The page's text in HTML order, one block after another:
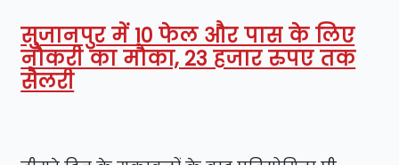
सुजानपुर में 10 फेल और पास के लिए
नौकरी का मौका, 23 हजार रुपए तक
सैलरी